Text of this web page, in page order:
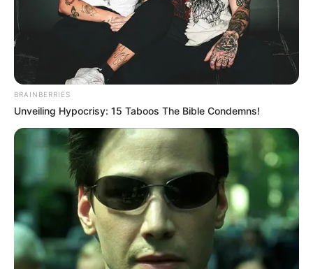
BRAINBERRIES
Unveiling Hypocrisy: 15 Taboos The Bible Condemns!